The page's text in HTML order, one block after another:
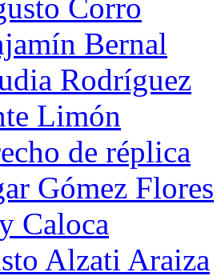
Corro
Bernal
Rodríguez
Limón
de réplica
Gómez Flores
Caloca
Alzati Araiza